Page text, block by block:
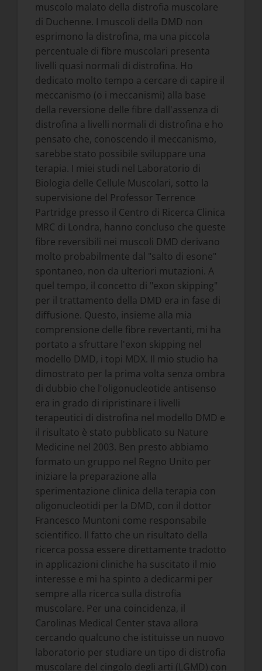
muscolo malato della distrofia muscolare
di Duchenne. I muscoli della DMD non
esprimono la distrofina, ma una piccola
percentuale di fibre muscolari presenta
livelli quasi normali di distrofina. Ho
dedicato molto tempo a cercare di capire il
meccanismo (o i meccanismi) alla base
della reversione delle fibre dall'assenza di
distrofina a livelli normali di distrofina e ho
pensato che, conoscendo il meccanismo,
sarebbe stato possibile sviluppare una
terapia. I miei studi nel Laboratorio di
Biologia delle Cellule Muscolari, sotto la
supervisione del Professor Terrence
Partridge presso il Centro di Ricerca Clinica
MRC di Londra, hanno concluso che queste
fibre reversibili nei muscoli DMD derivano
molto probabilmente dal "salto di esone"
spontaneo, non da ulteriori mutazioni. A
quel tempo, il concetto di "exon skipping"
per il trattamento della DMD era in fase di
diffusione. Questo, insieme alla mia
comprensione delle fibre revertanti, mi ha
portato a sfruttare l'exon skipping nel
modello DMD, i topi MDX. Il mio studio ha
dimostrato per la prima volta senza ombra
di dubbio che l'oligonucleotide antisenso
era in grado di ripristinare i livelli
terapeutici di distrofina nel modello DMD e
il risultato è stato pubblicato su Nature
Medicine nel 2003. Ben presto abbiamo
formato un gruppo nel Regno Unito per
iniziare la preparazione alla
sperimentazione clinica della terapia con
oligonucleotidi per la DMD, con il dottor
Francesco Muntoni come responsabile
scientifico. Il fatto che un risultato della
ricerca possa essere direttamente tradotto
in applicazioni cliniche ha suscitato il mio
interesse e mi ha spinto a dedicarmi per
sempre alla ricerca sulla distrofia
muscolare. Per una coincidenza, il
Carolinas Medical Center stava allora
cercando qualcuno che istituisse un nuovo
laboratorio per studiare un tipo di distrofia
muscolare del cingolo degli arti (LGMD) con